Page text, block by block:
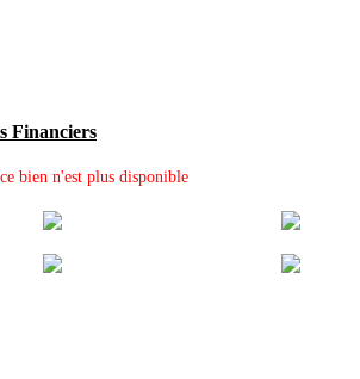
Financiers
bien n'est plus disponible